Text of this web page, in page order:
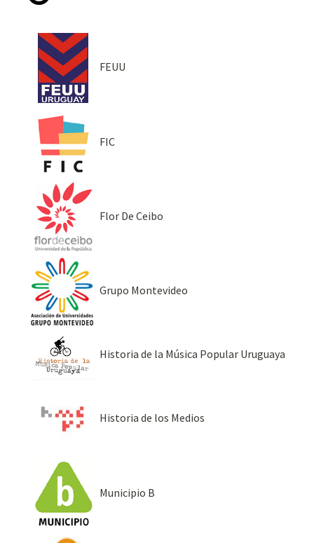
FEUU
FIC
Flor De Ceibo
Grupo Montevideo
Historia de la Música Popular Uruguaya
Historia de los Medios
Municipio B